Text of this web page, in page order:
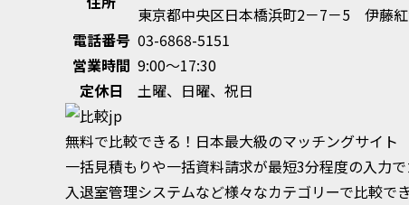
東京都中央区日本橋浜町2－7－5 伊藤
電話番号 03-6868-5151
営業時間 9:00～17:30
定休日
土曜、日曜、祝日
無料で比較できる！日本最大級のマッチングサイト
一括見積もりや一括資料請求が最短3分程度の入力
入退室管理システムなど様々なカテゴリーで比較で